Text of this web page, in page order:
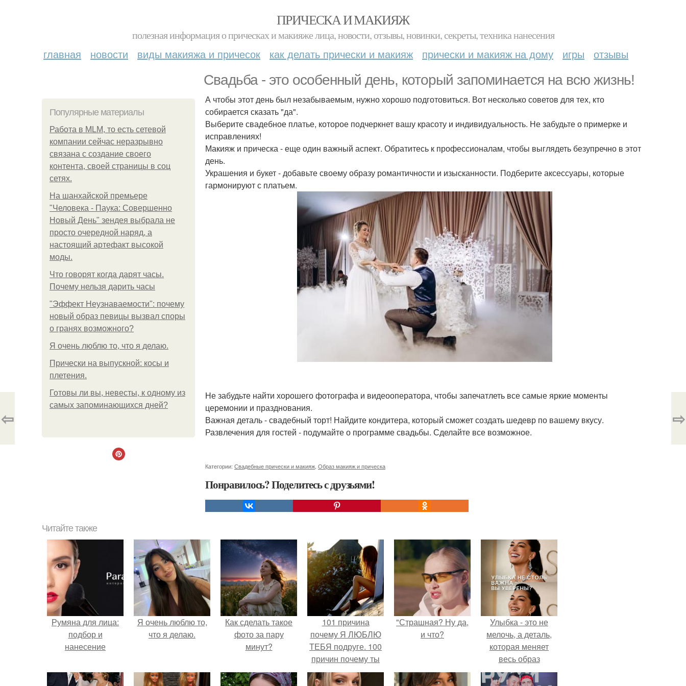
ПРИЧЕСКА И МАКИЯЖ
полезная информация о прическах и макияже лица, новости, отзывы, новинки, секреты, техника нанесения
главная новости виды макияжа и причесок как делать прически и макияж прически и макияж на дому игры отзывы
Свадьба - это особенный день, который запоминается на всю жизнь!
Популярные материалы
Работа в MLM, то есть сетевой
компании сейчас неразрывно
связана с создание своего
контента, своей страницы в соц
сетях.
На шанхайской премьере
"Человека - Паука: Совершенно
Новый День" зендея выбрала не
просто очередной наряд, а
настоящий артефакт высокой
моды.
Что говорят когда дарят часы.
Почему нельзя дарить часы
"Эффект Неузнаваемости": почему
новый образ певицы вызвал споры
о гранях возможного?
Я очень люблю то, что я делаю.
Прически на выпускной: косы и
плетения.
Готовы ли вы, невесты, к одному из
самых запоминающихся дней?
А чтобы этот день был незабываемым, нужно хорошо подготовиться. Вот несколько советов для тех, кто
собирается сказать "да".
Выберите свадебное платье, которое подчеркнет вашу красоту и индивидуальность. Не забудьте о примерке и
исправлениях!
Макияж и прическа - еще один важный аспект. Обратитесь к профессионалам, чтобы выглядеть безупречно в этот
день.
Украшения и букет - добавьте своему образу романтичности и изысканности. Подберите аксессуары, которые
гармонируют с платьем.
Не забудьте найти хорошего фотографа и видеооператора, чтобы запечатлеть все самые яркие моменты
церемонии и празднования.
Важная деталь - свадебный торт! Найдите кондитера, который сможет создать шедевр по вашему вкусу.
Развлечения для гостей - подумайте о программе свадьбы. Сделайте все возможное.
Категории: Свадебные прически и макияж Образ макияж и прическа
Понравилось? Поделитесь с друзьями!
⇦ ⇨
Читайте также
Румяна для лица:
подбор и
нанесение
Я очень люблю то,
что я делаю.
Как сделать такое
фото за пару
минут?
101 причина
почему Я ЛЮБЛЮ
ТЕБЯ подруге. 100
причин почему ты
моя лучшая
подруга.
"Страшная? Ну да,
и что?
Улыбка - это не
мелочь, а деталь,
которая меняет
весь образ
человека.